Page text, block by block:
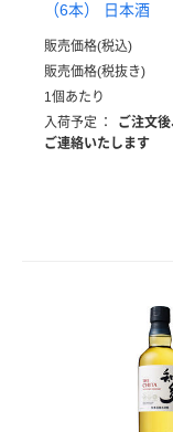
（6本） 日本酒
販売価格(税込)
販売価格(税抜き)
1個あたり
入荷予定 ：
ご注文
ご連絡いたします